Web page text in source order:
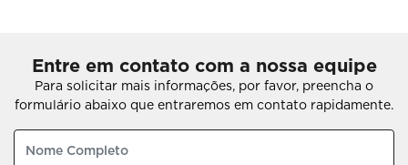
Entre em contato com a nossa equipe
Para solicitar mais informações, por favor, preencha o
formulário abaixo que entraremos em contato rapidamente.